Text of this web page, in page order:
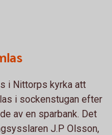
i Nittorps kyrka att
i sockenstugan efter
av en sparbank. Det
J.P Olsson,